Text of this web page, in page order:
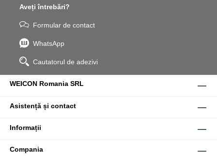
Aveți întrebări?
Formular de contact
WhatsApp
Cautatorul de adezivi
WEICON Romania SRL
Asistență și contact
Informații
Compania